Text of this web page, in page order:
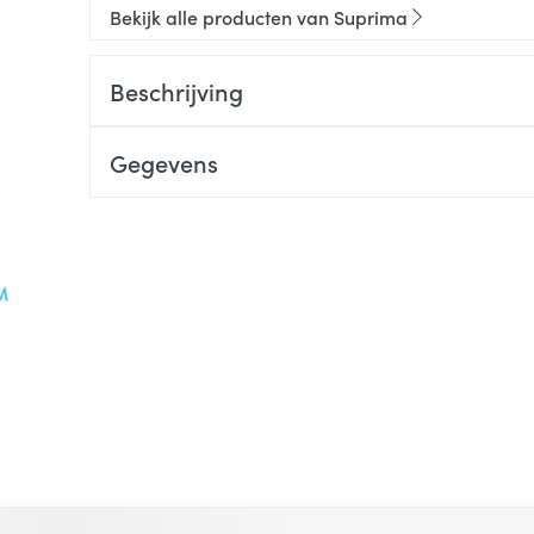
Bekijk alle producten van Suprima
Beschrijving
Gegevens